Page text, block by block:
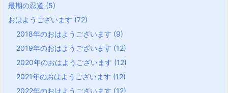
最期の忍道 (5)
おはようございます (72)
2018年のおはようございます (9)
2019年のおはようございます (12)
2020年のおはようございます (12)
2021年のおはようございます (12)
2022年のおはようございます (12)